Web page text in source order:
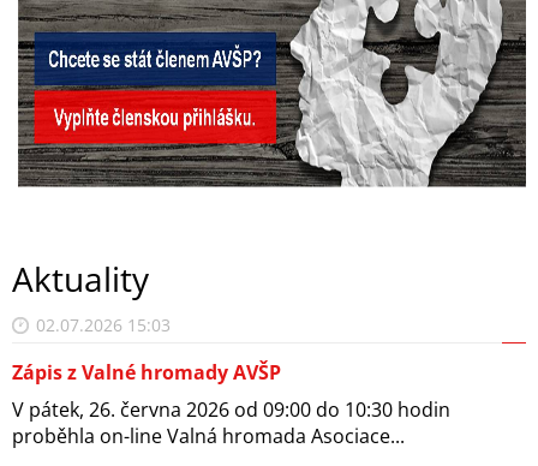
Aktuality
02.07.2026 15:03
Zápis z Valné hromady AVŠP
V pátek, 26. června 2026 od 09:00 do 10:30 hodin
proběhla on-line Valná hromada Asociace...